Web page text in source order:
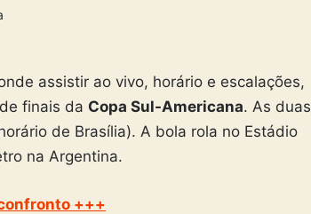
assistir ao vivo, horário e escalações,
finais da Copa Sul-Americana. As duas
de Brasília). A bola rola no Estádio
na Argentina.
+++